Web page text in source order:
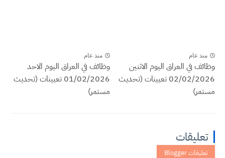
منذ عام
وظائف في العراق اليوم الاثنين
02/02/2026 تعيينات (تحديث
مستمر)
منذ عام
وظائف في العراق اليوم الاحد
01/02/2026 تعيينات (تحديث
مستمر)
تعليقات